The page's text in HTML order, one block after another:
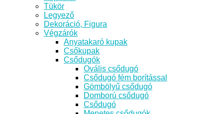
Tükör
Legyező
Dekoráció, Figura
Végzárók
Anyatakaró kupak
Csőkupak
Csődugók
Ovális csődugó
Csődugó fém borítással
Gömbölyű csődugó
Domború csődugó
Csődugó